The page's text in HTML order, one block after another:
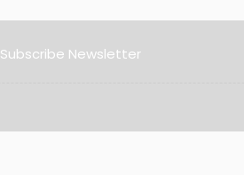
Subscribe Newsletter